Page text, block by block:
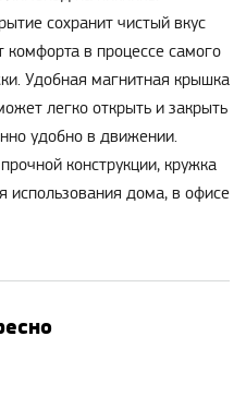
сохранит чистый вкус
комфорта в процессе самого
Удобная магнитная крышка
легко открыть и закрыть
удобно в движении.
конструкции, кружка
использования дома, в офисе